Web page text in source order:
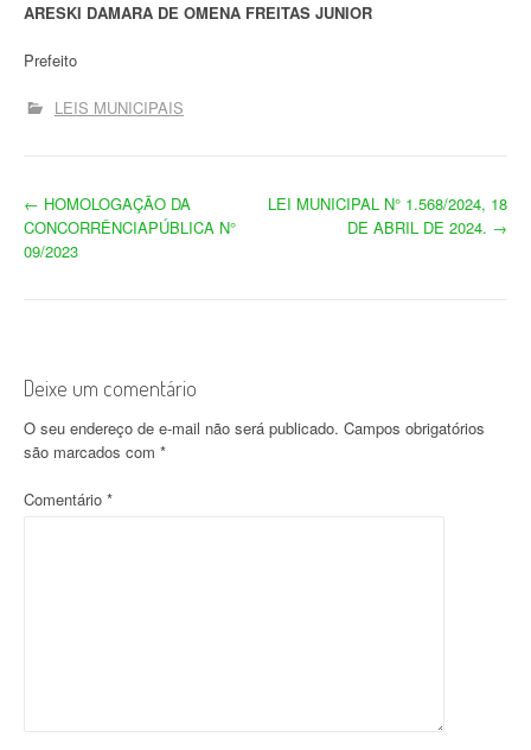
ARESKI DAMARA DE OMENA FREITAS JUNIOR
Prefeito
LEIS MUNICIPAIS
N
a
g
a
ç
ã
← HOMOLOGAÇÃO DA
CONCORRÊNCIAPÚBLICA N°
09/2023
LEI MUNICIPAL N° 1.568/2024, 18
DE ABRIL DE 2024. →
Deixe um comentário
O seu endereço de e-mail não será publicado. Campos obrigatórios
são marcados com *
Comentário *